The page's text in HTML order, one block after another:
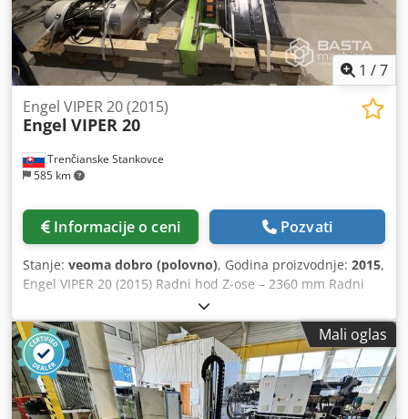
1 /7
Trenčianske Stankovce
585 km
Engel VIPER 20 (2015)
Engel VIPER 20
Informacije o ceni Pozvati
Stanje: veoma dobro (polovno), Godina proizvodnje: 2015,
Engel VIPER 20 (2015) Radni hod Z-ose – 2360 mm Radni
hod Y-ose – 1500 mm Izvlaka X-ose – 700 mm Cjdpfxsxy
Rars Amverf Domet X-ose od fiksne prihvatne ploče – 925
mm C-osovina pneumatska rotaciona osovina – da Nazivna
nosivost – 25 kg Zatvaračka sila brizgalice – 55–340
američkih tona
Mali oglas